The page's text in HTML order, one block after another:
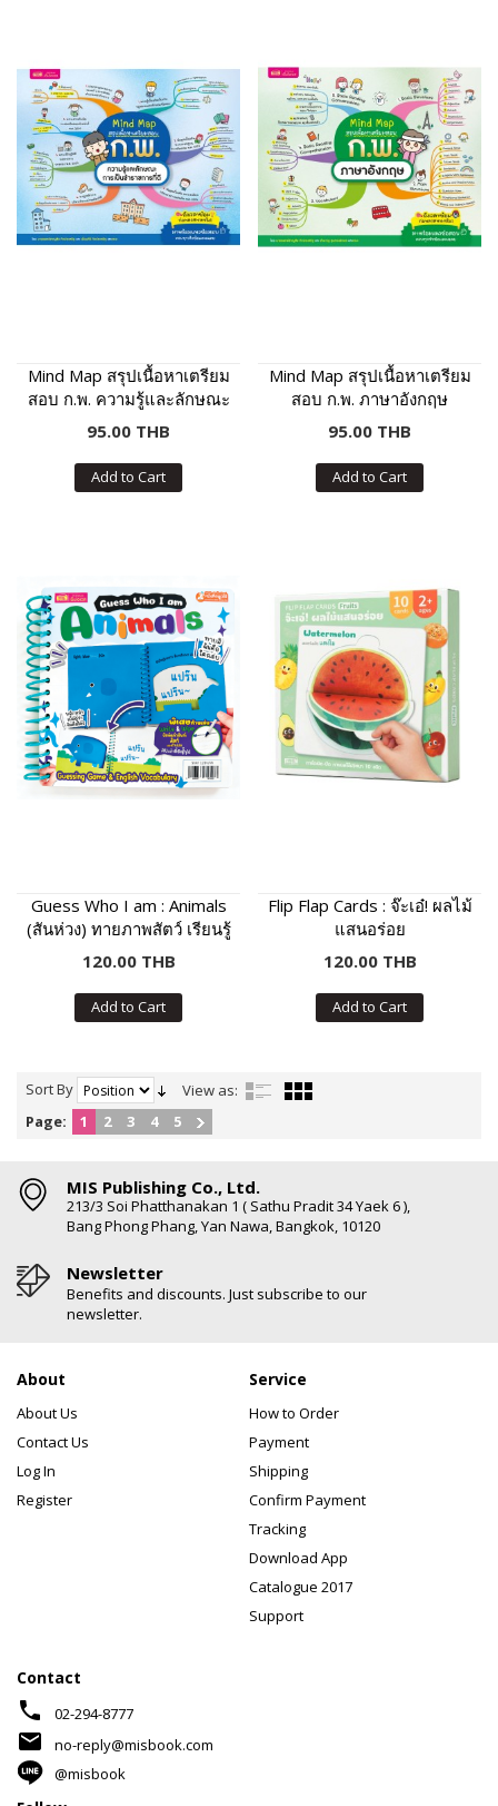
Mind Map สรุปเนื้อหาเตรียม
สอบ ก.พ. ความรู้และลักษณะ
การเป็นข้าราชการที่ดี
95.00 THB
Add to Cart
Mind Map สรุปเนื้อหาเตรียม
สอบ ก.พ. ภาษาอังกฤษ
95.00 THB
Add to Cart
Guess Who I am : Animals
(สันห่วง) ทายภาพสัตว์ เรียนรู้
คำศัพท์และเสียงร้องของสัตว์
120.00 THB
Add to Cart
Flip Flap Cards : จ๊ะเอ๋! ผลไม้
แสนอร่อย
120.00 THB
Add to Cart
Sort By
View as:
Page:
1 2 3 4 5
MIS Publishing Co., Ltd.
213/3 Soi Phatthanakan 1 ( Sathu Pradit 34 Yaek 6 ),
Bang Phong Phang, Yan Nawa, Bangkok, 10120
Newsletter
Benefits and discounts. Just subscribe to our
newsletter.
About
About Us
Contact Us
Log In
Register
Service
How to Order
Payment
Shipping
Confirm Payment
Tracking
Download App
Catalogue 2017
Support
Contact
phone 02-294-8777
mail
no-reply@misbook.com
@misbook